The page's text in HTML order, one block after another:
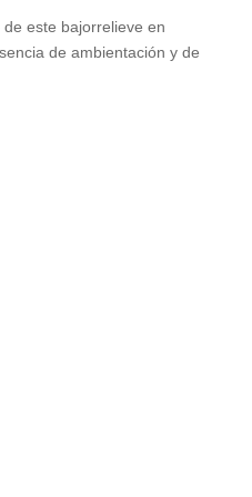
este bajorrelieve en
de ambientación y de